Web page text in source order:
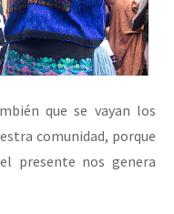
que se vayan los
comunidad, porque
presente nos genera